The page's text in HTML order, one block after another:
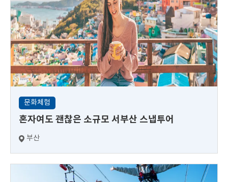
문화체험
혼자여도 괜찮은 소규모 서부산 스냅투어
부산